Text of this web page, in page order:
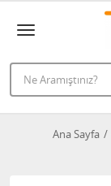
Ana Sayfa